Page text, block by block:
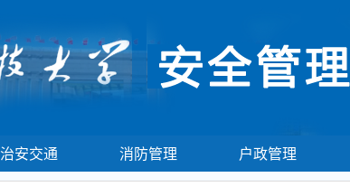
治安交通 消防管理 户政管理